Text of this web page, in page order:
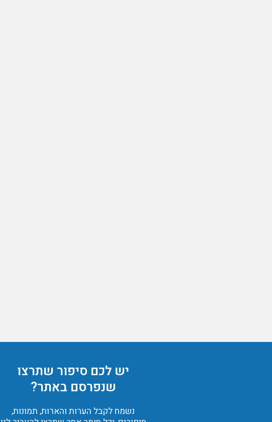
יש לכם סיפור שתרצו
שנפרסם באתר?
נשמח לקבל הערות והארות, תמונות,